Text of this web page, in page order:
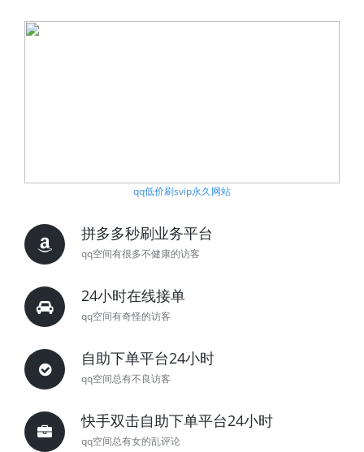
qq低价刷svip永久网站
拼多多秒刷业务平台
qq空间有很多不健康的访客
24小时在线接单
qq空间有奇怪的访客
自助下单平台24小时
qq空间总有不良访客
快手双击自助下单平台24小时
qq空间总有女的乱评论